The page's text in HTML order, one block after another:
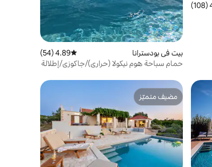
من 5، 108 مراجعات
بيت في بودسترانا متوسط التقييم 4.89 من 5، 54 مراجعات
4.89 (54)
حمام سباحة هوم نيكولا (حراري)/جاكوزي/إطلالة
مضيف متميّز
مضيف متميّز